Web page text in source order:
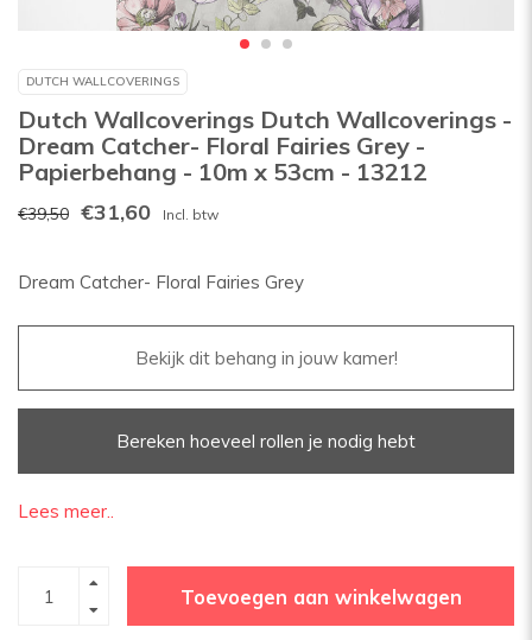
DUTCH WALLCOVERINGS
Dutch Wallcoverings Dutch Wallcoverings -
Dream Catcher- Floral Fairies Grey -
Papierbehang - 10m x 53cm - 13212
€39,50 €31,60 Incl. btw
Dream Catcher- Floral Fairies Grey
Bekijk dit behang in jouw kamer!
Bereken hoeveel rollen je nodig hebt
Lees meer..
Toevoegen aan winkelwagen